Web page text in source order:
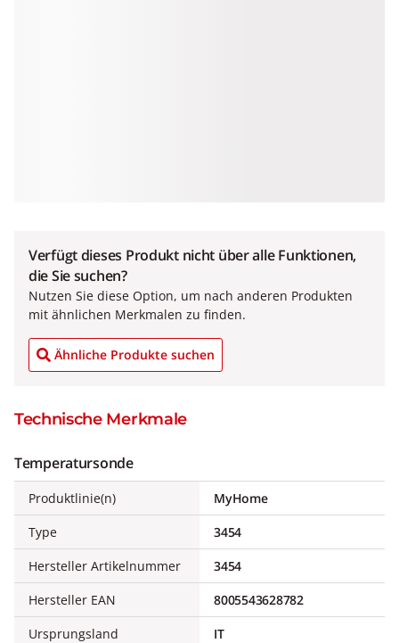
Verfügt dieses Produkt nicht über alle Funktionen,
die Sie suchen?
Nutzen Sie diese Option, um nach anderen Produkten
mit ähnlichen Merkmalen zu finden.
Ähnliche Produkte suchen
Technische Merkmale
Temperatursonde
Produktlinie(n)
MyHome
Type
3454
Hersteller Artikelnummer
3454
Hersteller EAN
8005543628782
Ursprungsland
IT